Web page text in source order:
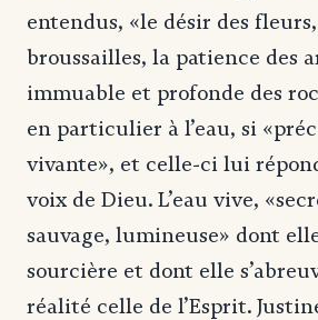
entendus, «le désir des
broussailles, la patience des
immuable et profonde des
en particulier à l’eau, si
vivante», et celle-ci lui
voix de Dieu. L’eau vive,
sauvage, lumineuse» dont
sourcière et dont elle
réalité celle de l’Esprit.